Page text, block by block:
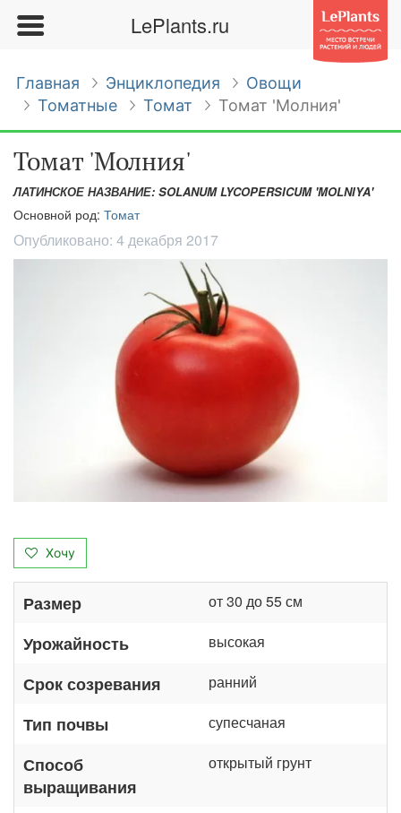
LePlants.ru
Главная Энциклопедия
Овощи
Томатные
Томат Томат 'Молния'
Томат 'Молния'
ЛАТИНСКОЕ НАЗВАНИЕ: SOLANUM LYCOPERSICUM 'MOLNIYA'
Основной род: Томат
Опубликовано: 4 декабря 2017
Хочу
Размер от 30 до 55 см
Урожайность высокая
Срок созревания ранний
Тип почвы супесчаная
Способ
выращивания
открытый грунт